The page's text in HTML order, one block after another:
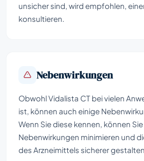
unsicher sind, wird empfohlen,
konsultieren.
Nebenwirkungen
Obwohl Vidalista CT bei vielen
ist, können auch einige
Wenn Sie diese kennen, können
Nebenwirkungen minimieren und
des Arzneimittels sicherer gestalten.